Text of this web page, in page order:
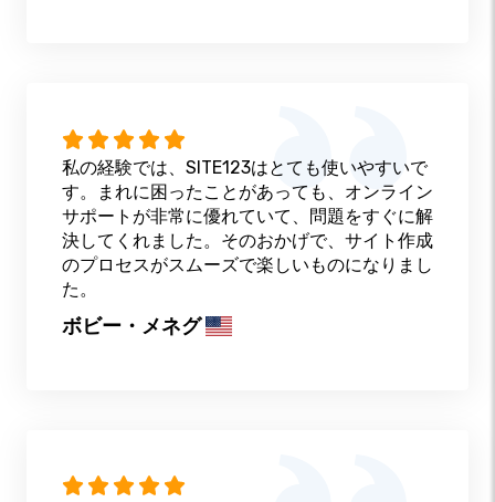
私の経験では、SITE123はとても使いやすいで
す。まれに困ったことがあっても、オンライン
サポートが非常に優れていて、問題をすぐに解
決してくれました。そのおかげで、サイト作成
のプロセスがスムーズで楽しいものになりまし
た。
ボビー・メネグ